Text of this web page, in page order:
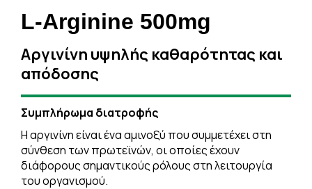
L-Arginine 500mg
Αργινίνη υψηλής καθαρότητας και
απόδοσης
Συμπλήρωμα διατροφής
Η αργινίνη είναι ένα αμινοξύ που συμμετέχει στη
σύνθεση των πρωτεϊνών, οι οποίες έχουν
διάφορους σημαντικούς ρόλους στη λειτουργία
του οργανισμού.